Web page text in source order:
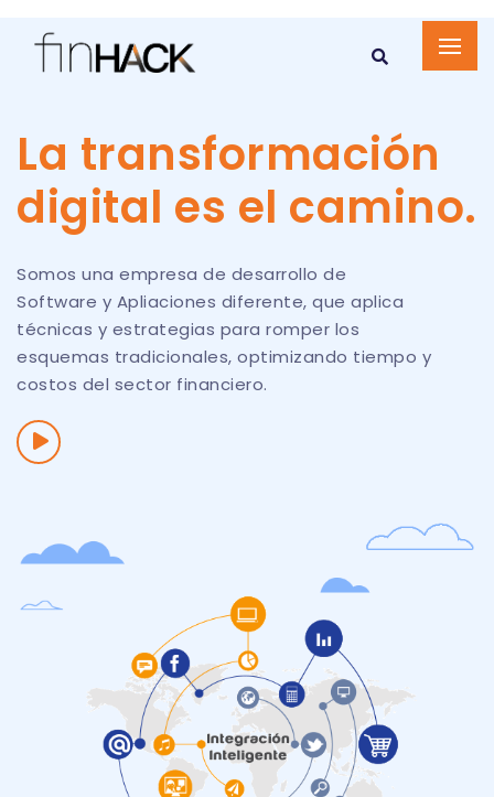
La transformación
digital es el camino.
Somos una empresa de desarrollo de
Software y Apliaciones diferente, que aplica
técnicas y estrategias para romper los
esquemas tradicionales, optimizando tiempo y
costos del sector financiero.